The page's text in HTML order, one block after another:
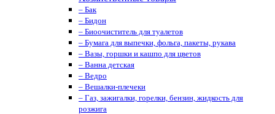
– Бак
– Бидон
– Биоочиститель для туалетов
– Бумага для выпечки, фольга, пакеты, рукава
– Вазы, горшки и кашпо для цветов
– Ванна детская
– Ведро
– Вешалки-плечеки
– Газ, зажигалки, горелки, бензин, жидкость для
розжига